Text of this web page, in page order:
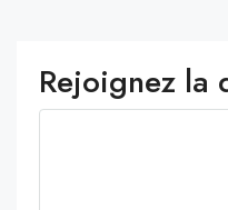
Rejoignez la